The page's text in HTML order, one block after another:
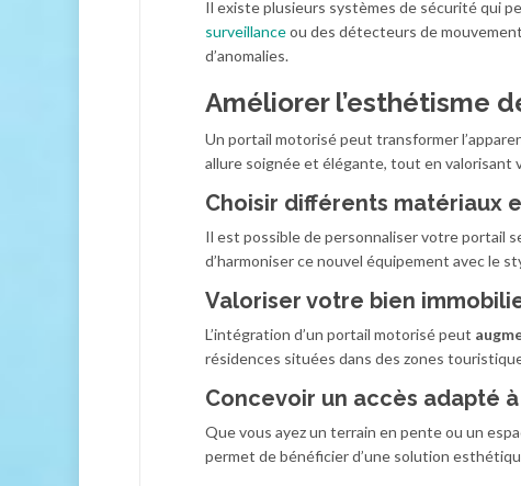
Il existe plusieurs systèmes de sécurité qui
surveillanceou des détecteurs de
d’anomalies.
Améliorer l’esthétisme
Un portail motorisé peut transformer
allure soignée et élégante, tout en valorisant
Choisir différents matériaux
Il est possible de personnaliser votre portail
d’harmoniser ce nouvel équipement avec le
Valoriser votre bien
L’intégration d’un portail motorisé peut
résidences situées dans des zones
Concevoir un accès adapté
Que vous ayez un terrain en pente ou un
permet de bénéficier d’une solution